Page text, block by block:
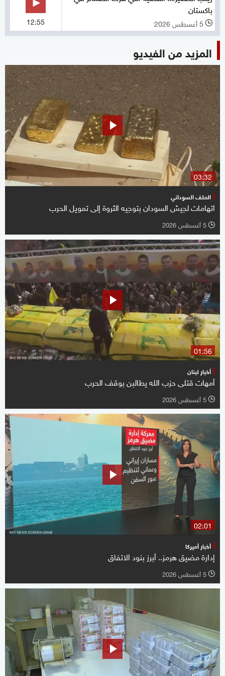
باكستان
l 5 أغسطس 2026 12:55
المزيد من الفيديو
03:32
الملف السوداني
اتهامات لجيش السودان بتوجيه الثروة إلى تمويل الحرب
l 5 أغسطس 2026
01:56
أخبار لبنان
أمهات قتلى حزب الله يطالبن بوقف الحرب
l 5 أغسطس 2026
02:01
أخبار أميركا
إدارة مضيق هرمز.. أبرز بنود الاتفاق
l 5 أغسطس 2026